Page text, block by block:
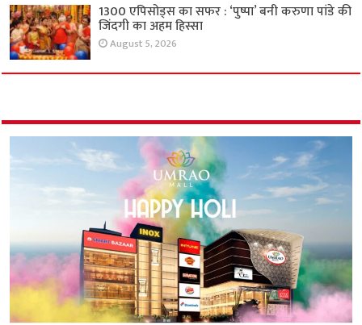
1300 एपिसोड्स का सफर : ‘पुष्पा’ बनी करुणा पांडे की
जिंदगी का अहम हिस्सा
August 5, 2026